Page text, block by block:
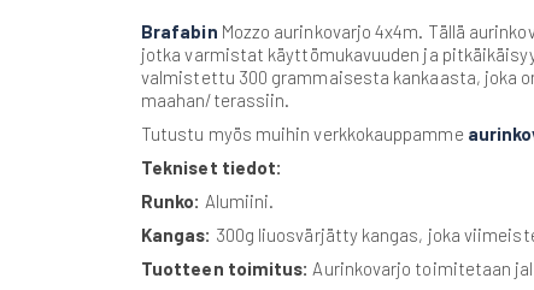
Brafabin Mozzo aurinkovarjo 4x4m. Tällä
jotka varmistat käyttömukavuuden ja
valmistettu 300 grammaisesta kankaasta, joka
maahan/terassiin.
Tutustu myös muihin verkkokauppamme
Tekniset tiedot:
Runko: Alumiini.
Kangas: 300g liuosvärjätty kangas, joka
Tuotteen toimitus: Aurinkovarjo toimitetaan